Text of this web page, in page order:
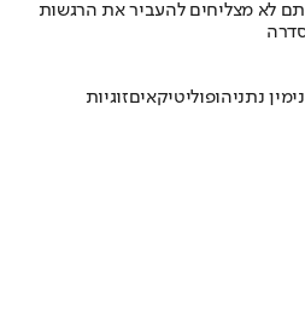
לא מצליחים להעביר את הרגשות
נתניהופוליטיקאיםזוגיות